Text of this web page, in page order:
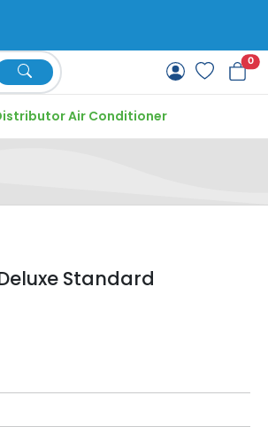
0
Air Conditioner
Standard